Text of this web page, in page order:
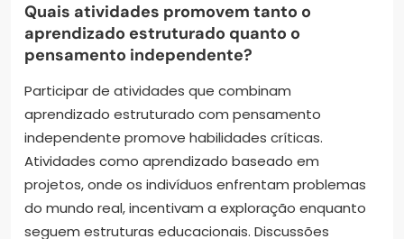
Quais atividades promovem tanto o
aprendizado estruturado quanto o
pensamento independente?
Participar de atividades que combinam
aprendizado estruturado com pensamento
independente promove habilidades críticas.
Atividades como aprendizado baseado em
projetos, onde os indivíduos enfrentam problemas
do mundo real, incentivam a exploração enquanto
seguem estruturas educacionais. Discussões